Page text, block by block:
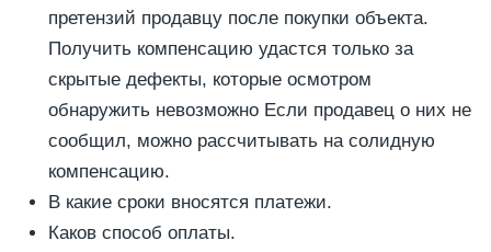
претензий продавцу после покупки объекта.
Получить компенсацию удастся только за
скрытые дефекты, которые осмотром
обнаружить невозможно Если продавец о них не
сообщил, можно рассчитывать на солидную
компенсацию.
В какие сроки вносятся платежи.
Каков способ оплаты.